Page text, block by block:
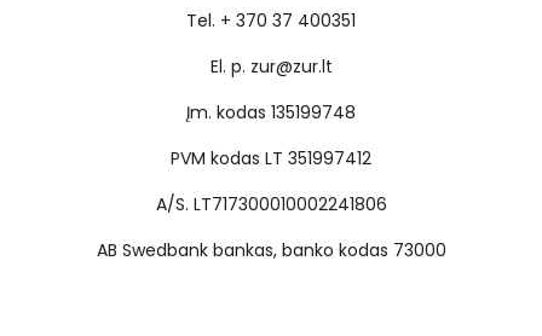
Tel. + 370 37 400351
El. p. zur@zur.lt
Įm. kodas 135199748
PVM kodas LT 351997412
A/S. LT717300010002241806
AB Swedbank bankas, banko kodas 73000